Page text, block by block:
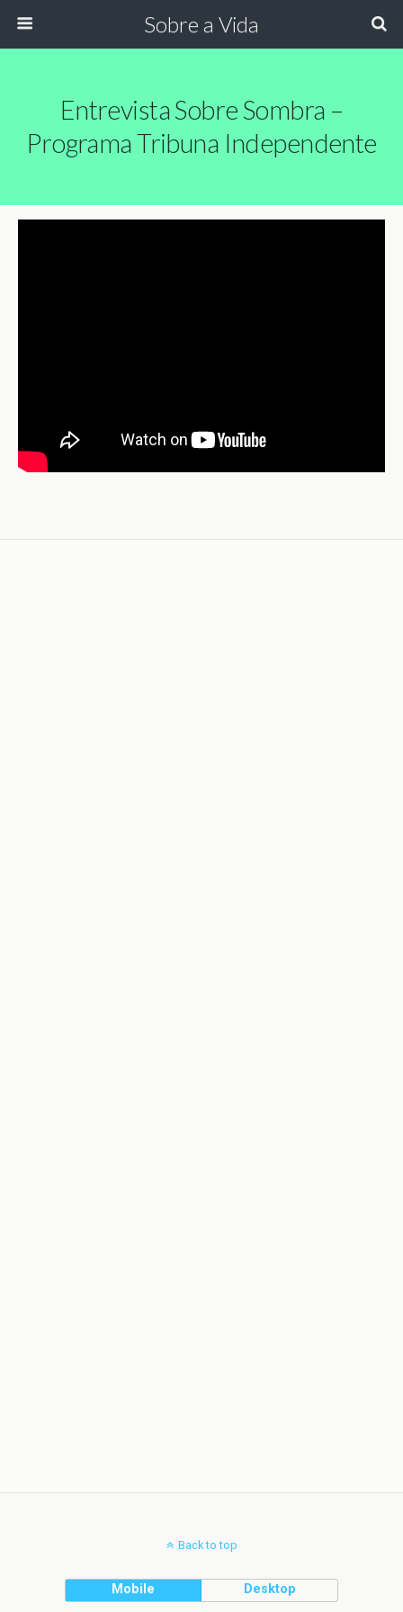
Sobre a Vida
Entrevista Sobre Sombra –
Programa Tribuna Independente
Back to top
Mobile Desktop